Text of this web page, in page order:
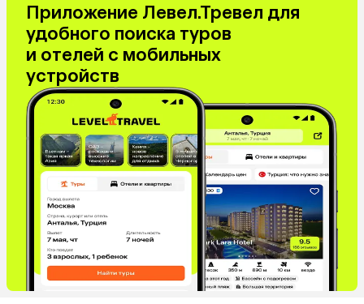
Приложение Левел.Тревел для
удобного поиска туров
и отелей с мобильных
устройств